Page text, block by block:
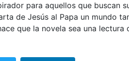
para aquellos que buscan
de Jesús al Papa un mundo
que la novela sea una